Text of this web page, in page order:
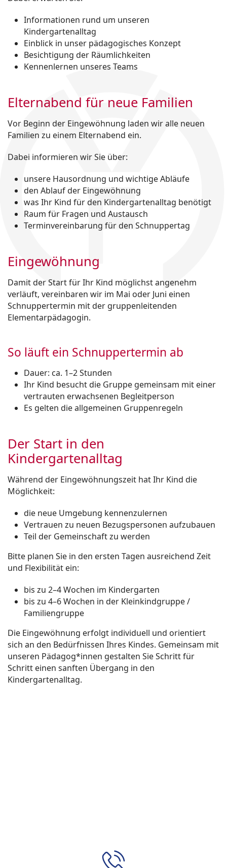
Informationen rund um unseren
Kindergartenalltag
Einblick in unser pädagogisches Konzept
Besichtigung der Räumlichkeiten
Kennenlernen unseres Teams
Elternabend für neue Familien
Vor Beginn der Eingewöhnung laden wir alle neuen
Familien zu einem Elternabend ein.
Dabei informieren wir Sie über:
unsere Hausordnung und wichtige Abläufe
den Ablauf der Eingewöhnung
was Ihr Kind für den Kindergartenalltag benötigt
Raum für Fragen und Austausch
Terminvereinbarung für den Schnuppertag
Eingewöhnung
Damit der Start für Ihr Kind möglichst angenehm
verläuft, vereinbaren wir im Mai oder Juni einen
Schnuppertermin mit der gruppenleitenden
Elementarpädagogin.
So läuft ein Schnuppertermin ab
Dauer: ca. 1–2 Stunden
Ihr Kind besucht die Gruppe gemeinsam mit einer
vertrauten erwachsenen Begleitperson
Es gelten die allgemeinen Gruppenregeln
Der Start in den
Kindergartenalltag
Während der Eingewöhnungszeit hat Ihr Kind die
Möglichkeit:
die neue Umgebung kennenzulernen
Vertrauen zu neuen Bezugspersonen aufzubauen
Teil der Gemeinschaft zu werden
Bitte planen Sie in den ersten Tagen ausreichend Zeit
und Flexibilität ein:
bis zu 2–4 Wochen im Kindergarten
bis zu 4–6 Wochen in der Kleinkindgruppe /
Familiengruppe
Die Eingewöhnung erfolgt individuell und orientiert
sich an den Bedürfnissen Ihres Kindes. Gemeinsam mit
unseren Pädagog*innen gestalten Sie Schritt für
Schritt einen sanften Übergang in den
Kindergartenalltag.